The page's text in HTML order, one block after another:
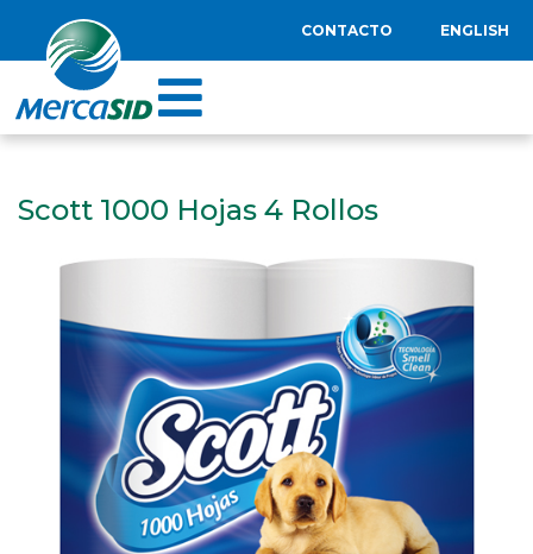
CONTACTO ENGLISH
Scott 1000 Hojas 4 Rollos